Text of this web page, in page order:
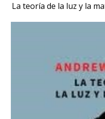
La teoría de la luz y la